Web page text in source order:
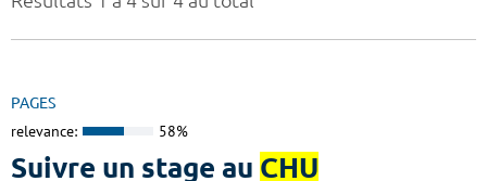
PAGES
relevance: 58%
Suivre un stage au CHU